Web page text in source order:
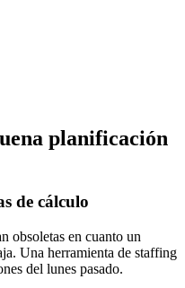
planificación
de cálculo
obsoletas en cuanto un
Una herramienta de staffing
del lunes pasado.